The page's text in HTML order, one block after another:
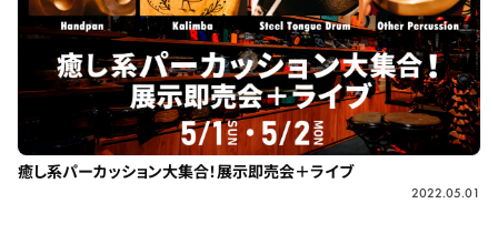
癒し系パーカッション大集合！展示即売会＋ライブ
2022.05.01